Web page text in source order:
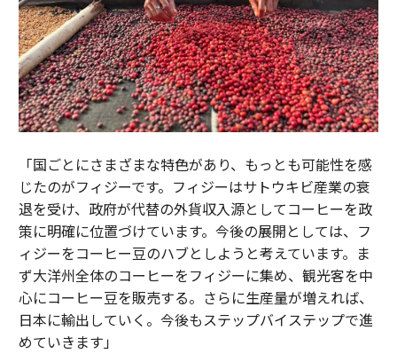
「国ごとにさまざまな特色があり、もっとも可能性を感
じたのがフィジーです。フィジーはサトウキビ産業の衰
退を受け、政府が代替の外貨収入源としてコーヒーを政
策に明確に位置づけています。今後の展開としては、フ
ィジーをコーヒー豆のハブとしようと考えています。ま
ず大洋州全体のコーヒーをフィジーに集め、観光客を中
心にコーヒー豆を販売する。さらに生産量が増えれば、
日本に輸出していく。今後もステップバイステップで進
めていきます」